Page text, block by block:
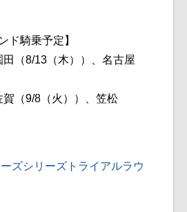
ド騎乗予定】
（8/13（木））、名古屋
（9/8（火））、笠松
ズシリーズトライアルラウ